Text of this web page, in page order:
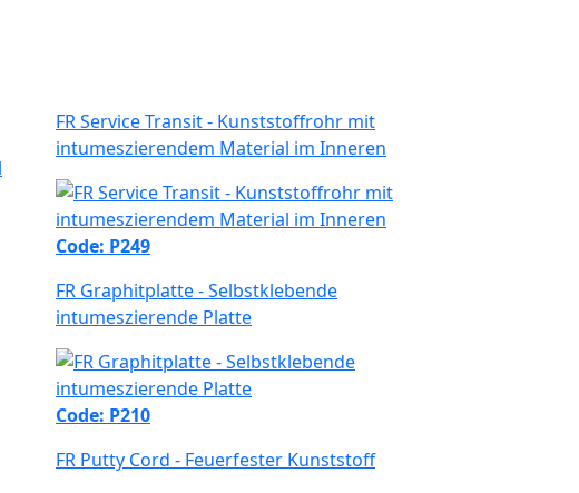
FR Service Transit - Kunststoffrohr mit
intumeszierendem Material im Inneren
Code: P249
FR Graphitplatte - Selbstklebende
intumeszierende Platte
Code: P210
FR Putty Cord - Feuerfester Kunststoff